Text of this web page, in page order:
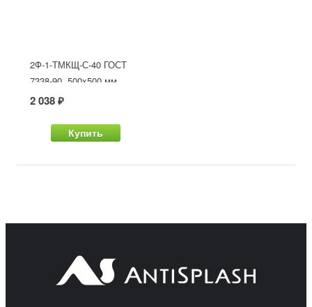
2Ф-1-ТМКЩ-С-40 ГОСТ
7338-90, 500x500 мм
2 038 ₽
Купить